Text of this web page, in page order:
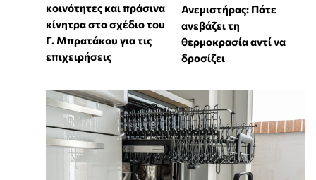
κοινότητες και πράσινα
κίνητρα στο σχέδιο του
Γ. Μπρατάκου για τις
επιχειρήσεις
Ανεμιστήρας: Πότε
ανεβάζει τη
θερμοκρασία αντί να
δροσίζει